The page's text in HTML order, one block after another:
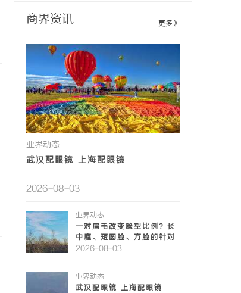
商界资讯 更多》
业界动态
武汉配眼镜 上海配眼镜
2026-08-03
业界动态
一对眉毛改变脸型比例？长
中庭、短圆脸、方脸的针对
性眉形解法！久匠帮您"自带
2026-08-03
业界动态
武汉配眼镜 上海配眼镜